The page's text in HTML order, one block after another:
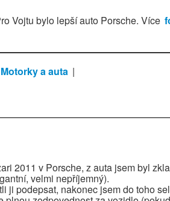
Vojtu bylo lepší auto Porsche. Více
Motorky a auta |
2011 v Porsche, z auta jsem byl
velmi nepříjemný).
ji podepsat, nakonec jsem do toho